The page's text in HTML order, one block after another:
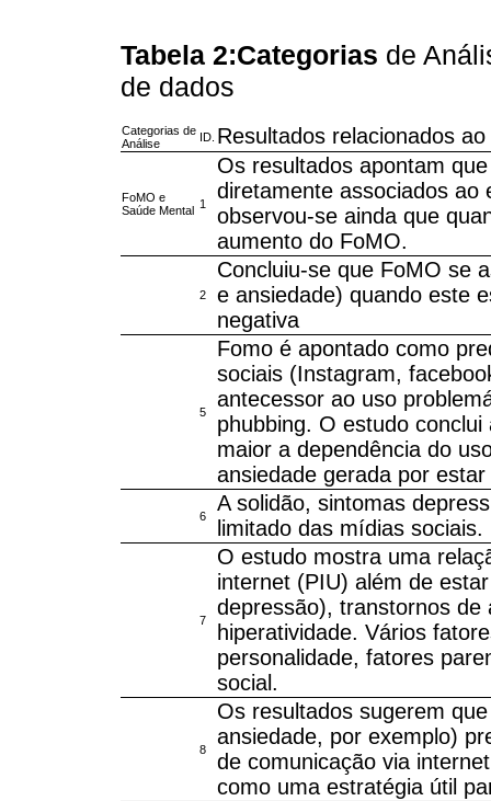
Tabela 2:Categorias de
de dados
Categorias de
Análise
ID. Resultados relacionados
FoMO e
Saúde Mental
1
Os resultados apontam
diretamente associados ao
observou-se ainda que
aumento do FoMO.
2
Concluiu-se que FoMO se
e ansiedade) quando este
negativa
5
Fomo é apontado como
sociais (Instagram,
antecessor ao uso
phubbing. O estudo
maior a dependência do
ansiedade gerada por
6
A solidão, sintomas
limitado das mídias sociais.
7
O estudo mostra uma
internet (PIU) além de
depressão), transtornos de
hiperatividade. Vários
personalidade, fatores
social.
8
Os resultados sugerem
ansiedade, por exemplo)
de comunicação via
como uma estratégia útil